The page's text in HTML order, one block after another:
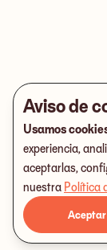
Aviso de
Usamos
experiencia,
aceptarlas,
nuestra Política